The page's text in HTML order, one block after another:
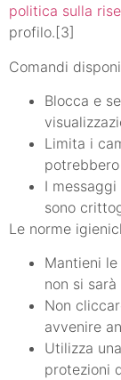
politica sulla
profilo.[3]
Comandi
Blocca e
Limita i
I
sono
Le norme
Mantieni
non si
Non
avvenire
Utilizza
protezioni